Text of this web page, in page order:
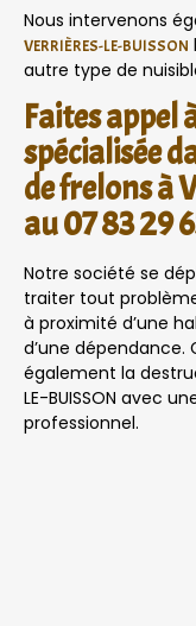
Nous intervenons
VERRIÈRES-LE-BUISSON
autre type de
Faites appel
spécialisée
de frelons à
au 07 83 29
Notre société se
traiter tout
à proximité d’une
d’une dépendance.
également la
LE-BUISSON avec
professionnel.